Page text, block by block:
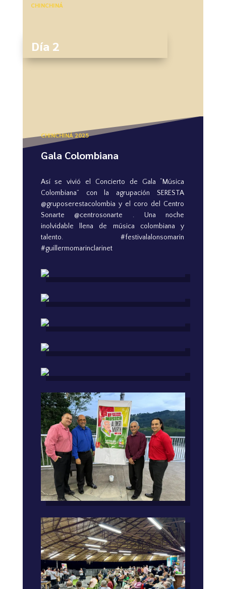
CHINCHINÁ
Día 2
CHINCHINÁ 2025
Gala Colombiana
Así se vivió el Concierto de Gala “Música
Colombiana” con la agrupación SERESTA
@gruposerestacolombia y el coro del Centro
Sonarte @centrosonarte . Una noche
inolvidable llena de música colombiana y
talento. #festivalalonsomarin
#guillermomarinclarinet